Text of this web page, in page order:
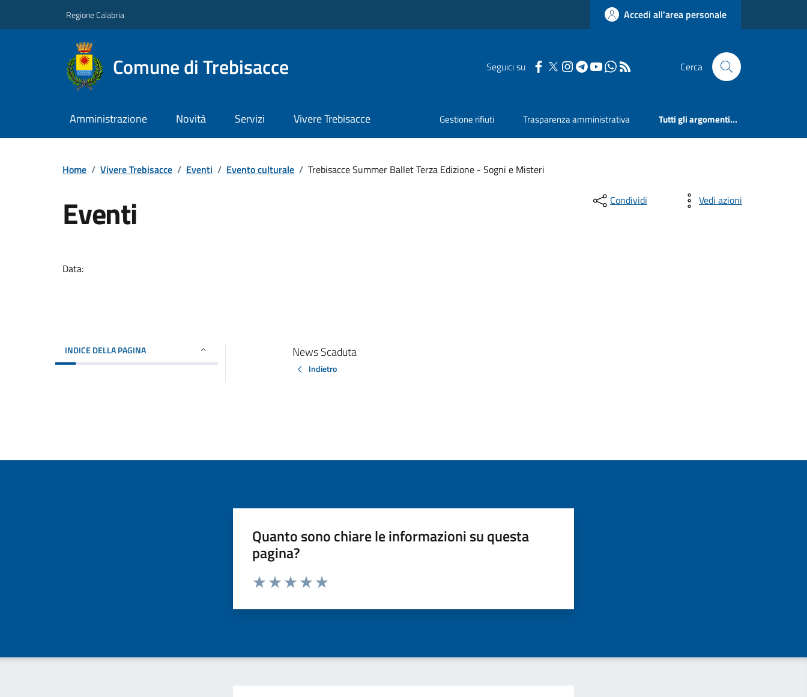
Regione Calabria Accedi all'area personale
Comune di Trebisacce Seguici su Cerca
Amministrazione Novità Servizi Vivere Trebisacce Gestione rifiuti Trasparenza amministrativa Tutti gli argomenti...
Home / Vivere Trebisacce / Eventi / Evento culturale / Trebisacce Summer Ballet Terza Edizione - Sogni e Misteri
Eventi
Data:
Condividi Vedi azioni
INDICE DELLA PAGINA News Scaduta
Indietro
Quanto sono chiare le informazioni su questa
pagina?
Valuta da 1 a 5 stelle la pagina